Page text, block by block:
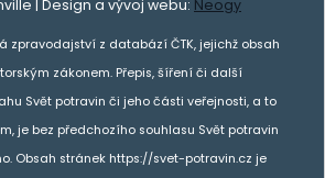
| Design a vývoj webu: Neogy
zpravodajství z databází ČTK, jejichž obsah
zákonem. Přepis, šíření či další
Svět potravin či jeho části veřejnosti, a to
je bez předchozího souhlasu Svět potravin
Obsah stránek https://svet-potravin.cz je